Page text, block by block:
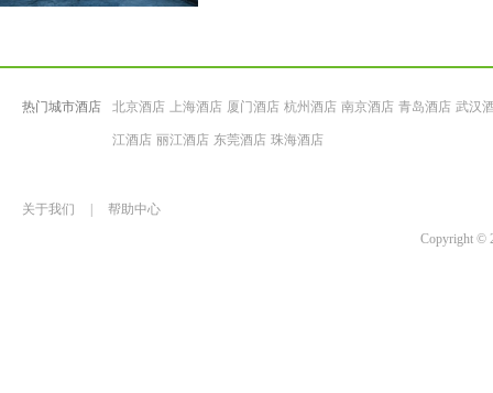
热门城市酒店 北京酒店 上海酒店 厦门酒店 杭州酒店 南京酒店 青岛酒店 武汉
江酒店 丽江酒店 东莞酒店 珠海酒店
关于我们
帮助中心
Copyright ©